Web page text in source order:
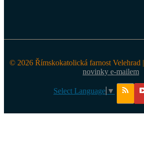
© 2026 Římskokatolická farnost Velehrad |
novinky e-mailem
Select Language ▼